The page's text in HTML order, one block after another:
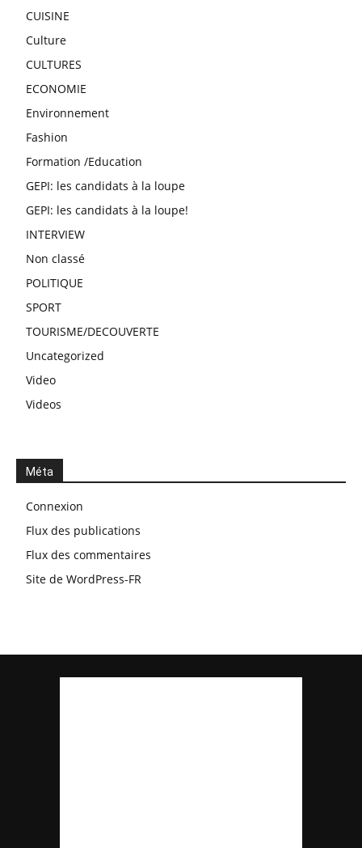
CUISINE
Culture
CULTURES
ECONOMIE
Environnement
Fashion
Formation /Education
GEPI: les candidats à la loupe
GEPI: les candidats à la loupe!
INTERVIEW
Non classé
POLITIQUE
SPORT
TOURISME/DECOUVERTE
Uncategorized
Video
Videos
Méta
Connexion
Flux des publications
Flux des commentaires
Site de WordPress-FR